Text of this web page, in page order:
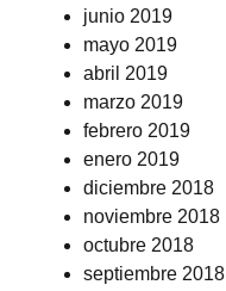
junio 2019
mayo 2019
abril 2019
marzo 2019
febrero 2019
enero 2019
diciembre 2018
noviembre 2018
octubre 2018
septiembre 2018